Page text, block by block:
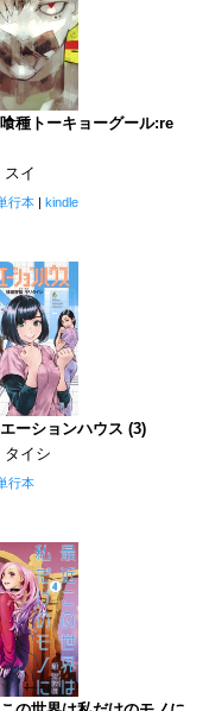
種トーキョーグール:re
スイ
行本 kindle
ーションハウス (3)
タイシ
行本